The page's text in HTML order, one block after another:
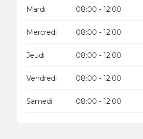
Mardi 08:00 - 12:00
Mercredi 08:00 - 12:00
Jeudi 08:00 - 12:00
Vendredi 08:00 - 12:00
Samedi 08:00 - 12:00